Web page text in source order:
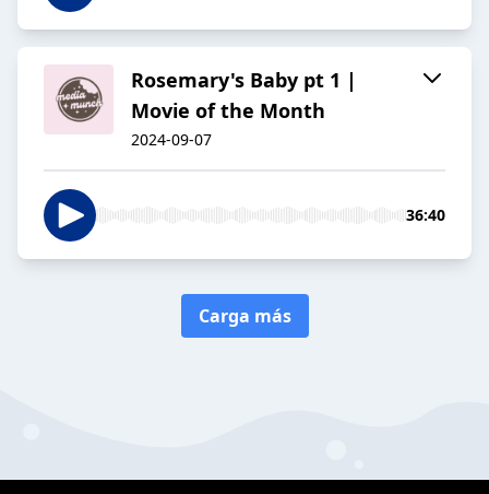
Rosemary's Baby pt 1 |
Movie of the Month
2024-09-07
36:40
Carga más